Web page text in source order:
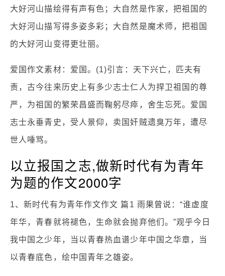
大好河山描绘得有声有色；大自然是作家，把祖国的
大好河山描写得多姿多彩；大自然是魔术师，把祖国
的大好河山变得更壮丽。
爱国作文素材：爱国。(1)引言：天下兴亡，匹夫有
责，古今往来历史上有多少志士仁人为捍卫祖国的尊
严，为祖国的繁荣昌盛而鞠躬尽瘁，舍生忘死。爱国
志士永垂青史，受人景仰，卖国奸贼遗臭万年，遭尽
世人唾骂。
以立报国之志,做新时代有为青年
为题的作文2000字
1、新时代有为青年作文作文 篇1 雨果曾说：“谁虚度
年华，青春就将褪色，生命就会抛弃他们。”观乎今日
我中国之少年，当以青春热血谱少年中国之华章，当
以青春底色，绘中国青年之雄姿。